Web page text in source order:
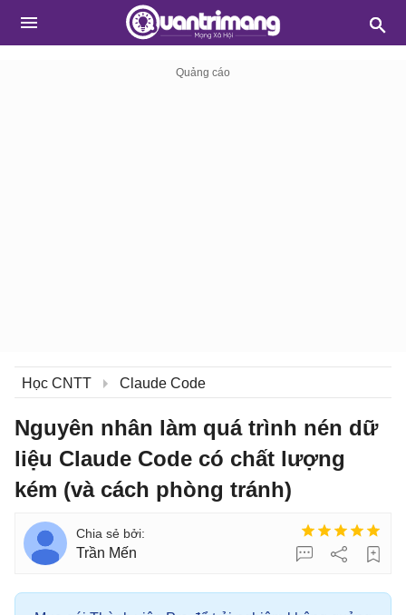
Học CNTT Claude Code
Nguyên nhân làm quá trình nén dữ
liệu Claude Code có chất lượng
kém (và cách phòng tránh)
Trần Mến